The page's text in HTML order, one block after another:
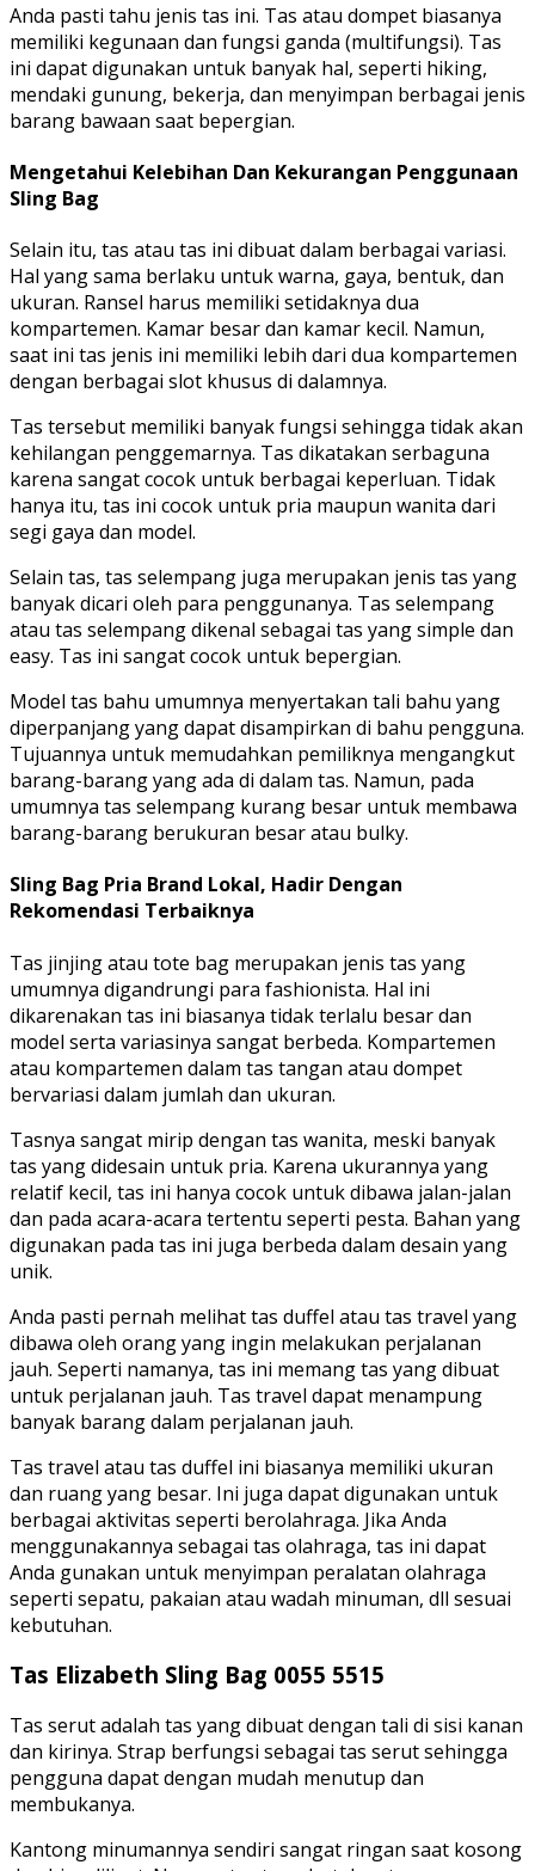
Anda pasti tahu jenis tas ini. Tas atau dompet biasanya
memiliki kegunaan dan fungsi ganda (multifungsi). Tas
ini dapat digunakan untuk banyak hal, seperti hiking,
mendaki gunung, bekerja, dan menyimpan berbagai jenis
barang bawaan saat bepergian.
Mengetahui Kelebihan Dan Kekurangan Penggunaan
Sling Bag
Selain itu, tas atau tas ini dibuat dalam berbagai variasi.
Hal yang sama berlaku untuk warna, gaya, bentuk, dan
ukuran. Ransel harus memiliki setidaknya dua
kompartemen. Kamar besar dan kamar kecil. Namun,
saat ini tas jenis ini memiliki lebih dari dua kompartemen
dengan berbagai slot khusus di dalamnya.
Tas tersebut memiliki banyak fungsi sehingga tidak akan
kehilangan penggemarnya. Tas dikatakan serbaguna
karena sangat cocok untuk berbagai keperluan. Tidak
hanya itu, tas ini cocok untuk pria maupun wanita dari
segi gaya dan model.
Selain tas, tas selempang juga merupakan jenis tas yang
banyak dicari oleh para penggunanya. Tas selempang
atau tas selempang dikenal sebagai tas yang simple dan
easy. Tas ini sangat cocok untuk bepergian.
Model tas bahu umumnya menyertakan tali bahu yang
diperpanjang yang dapat disampirkan di bahu pengguna.
Tujuannya untuk memudahkan pemiliknya mengangkut
barang-barang yang ada di dalam tas. Namun, pada
umumnya tas selempang kurang besar untuk membawa
barang-barang berukuran besar atau bulky.
Sling Bag Pria Brand Lokal, Hadir Dengan
Rekomendasi Terbaiknya
Tas jinjing atau tote bag merupakan jenis tas yang
umumnya digandrungi para fashionista. Hal ini
dikarenakan tas ini biasanya tidak terlalu besar dan
model serta variasinya sangat berbeda. Kompartemen
atau kompartemen dalam tas tangan atau dompet
bervariasi dalam jumlah dan ukuran.
Tasnya sangat mirip dengan tas wanita, meski banyak
tas yang didesain untuk pria. Karena ukurannya yang
relatif kecil, tas ini hanya cocok untuk dibawa jalan-jalan
dan pada acara-acara tertentu seperti pesta. Bahan yang
digunakan pada tas ini juga berbeda dalam desain yang
unik.
Anda pasti pernah melihat tas duffel atau tas travel yang
dibawa oleh orang yang ingin melakukan perjalanan
jauh. Seperti namanya, tas ini memang tas yang dibuat
untuk perjalanan jauh. Tas travel dapat menampung
banyak barang dalam perjalanan jauh.
Tas travel atau tas duffel ini biasanya memiliki ukuran
dan ruang yang besar. Ini juga dapat digunakan untuk
berbagai aktivitas seperti berolahraga. Jika Anda
menggunakannya sebagai tas olahraga, tas ini dapat
Anda gunakan untuk menyimpan peralatan olahraga
seperti sepatu, pakaian atau wadah minuman, dll sesuai
kebutuhan.
Tas Elizabeth Sling Bag 0055 5515
Tas serut adalah tas yang dibuat dengan tali di sisi kanan
dan kirinya. Strap berfungsi sebagai tas serut sehingga
pengguna dapat dengan mudah menutup dan
membukanya.
Kantong minumannya sendiri sangat ringan saat kosong